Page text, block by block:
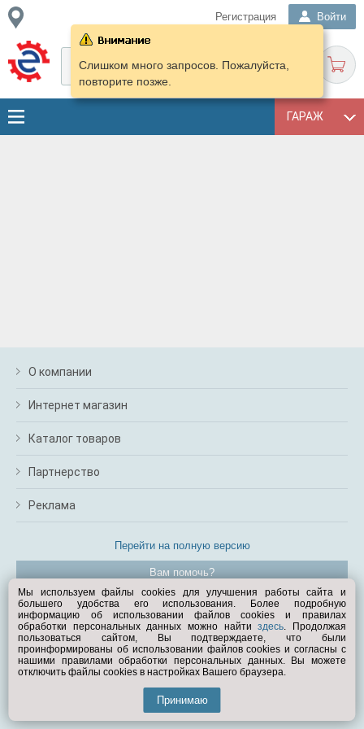
Регистрация Войти
ГАРАЖ
Слишком много запросов. Пожалуйста,
повторите позже.
О компании
Интернет магазин
Каталог товаров
Партнерство
Реклама
Перейти на полную версию
Вам помочь?
© Exist.ru 1998—2026
Мы используем файлы cookies для улучшения работы сайта и
большего удобства его использования. Более подробную
информацию об использовании файлов cookies и правилах
обработки персональных данных можно найтиздесь. Продолжая
пользоваться сайтом, Вы подтверждаете, что были
проинформированы об использовании файлов cookies и согласны с
нашими правилами обработки персональных данных. Вы можете
отключить файлы cookies в настройках Вашего браузера.
Принимаю